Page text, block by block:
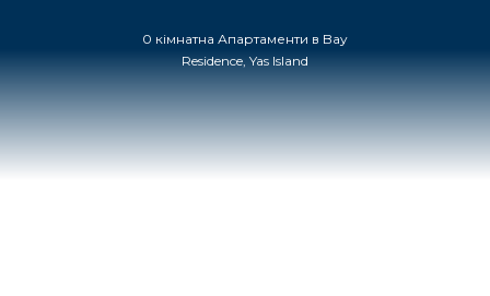
0 кімнатна Апартаменти в Bay
Residence, Yas Island